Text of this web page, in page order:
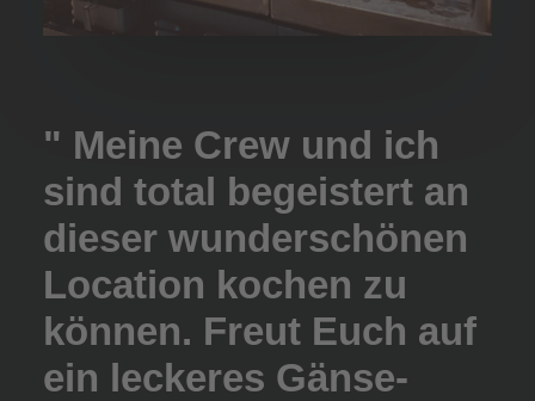
" Meine Crew und ich
sind total begeistert an
dieser wunderschönen
Location kochen zu
können. Freut Euch auf
ein leckeres Gänse-